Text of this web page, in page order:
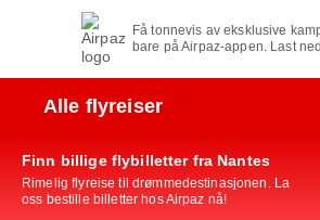
Få tonnevis av eksklusive
bare på Airpaz-appen. Last
Alle flyreiser
Finn billige flybilletter fra Nantes
Rimelig flyreise til drømmedestinasjonen. La
oss bestille billetter hos Airpaz nå!